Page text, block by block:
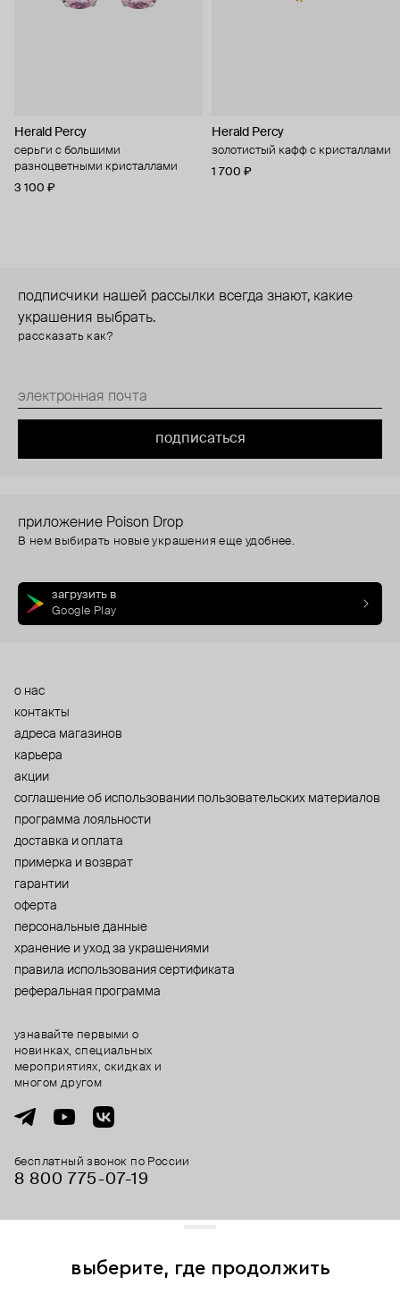
Herald Percy
серьги с большими
разноцветными кристаллами
3 100 ₽
Herald Percy
золотистый кафф с кристаллами
1 700 ₽
подписчики нашей рассылки всегда знают, какие
украшения выбрать.
рассказать как?
подписаться
приложение Poison Drop
В нем выбирать новые украшения еще удобнее.
загрузить в
Google Play
о нас
контакты
адреса магазинов
карьера
акции
cоглашение об использовании пользовательских материалов
программа лояльности
доставка и оплата
примерка и возврат
гарантии
оферта
персональные данные
хранение и уход за украшениями
правила использования сертификата
реферальная программа
бесплатный звонок по России
8 800 775⁠-07⁠-19
узнавайте первыми о
новинках, специальных
мероприятиях, скидках и
многом другом
выберите, где продолжить